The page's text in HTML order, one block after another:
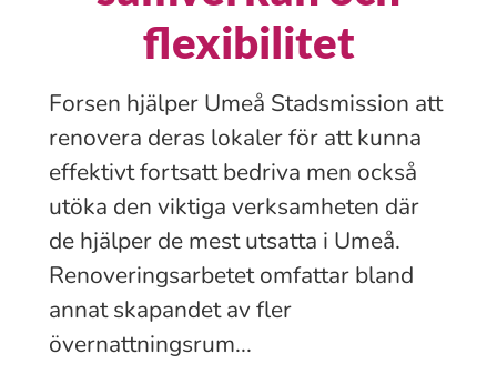
flexibilitet
Forsen hjälper Umeå Stadsmission att
renovera deras lokaler för att kunna
effektivt fortsatt bedriva men också
utöka den viktiga verksamheten där
de hjälper de mest utsatta i Umeå.
Renoveringsarbetet omfattar bland
annat skapandet av fler
övernattningsrum...